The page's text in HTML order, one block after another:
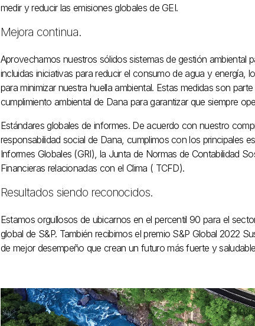
medir y reducir las emisiones globales de GEI.
Mejora continua.
Aprovechamos nuestros sólidos sistemas de gestión ambiental
incluidas iniciativas para reducir el consumo de agua y energía,
para minimizar nuestra huella ambiental. Estas medidas son
cumplimiento ambiental de Dana para garantizar que siempre
Estándares globales de informes. De acuerdo con nuestro
responsabilidad social de Dana, cumplimos con los principales
Informes Globales (GRI), la Junta de Normas de Contabilidad
Financieras relacionadas con el Clima ( TCFD).
Resultados siendo reconocidos.
Estamos orgullosos de ubicarnos en el percentil 90 para el
global de S&P. También recibimos el premio S&P Global 2022
de mejor desempeño que crean un futuro más fuerte y